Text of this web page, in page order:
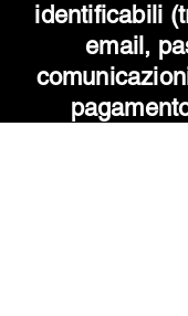
identificabili
email,